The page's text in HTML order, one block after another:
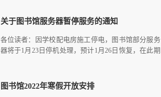
关于图书馆服务器暂停服务的通知
各位读者：​因学校配电房施工停电，图书馆部分服务
器将于1月23日停机处理，预计1月26日恢复，在此期
图书馆2022年寒假开放安排